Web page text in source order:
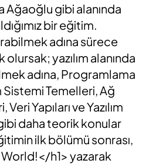
gibi alanında
bir eğitim.
adına sürece
yazılım alanında
adına, Programlama
Temelleri, Ağ
Yapıları ve Yazılım
daha teorik konular
ilk bölümü sonrası,
h1> yazarak